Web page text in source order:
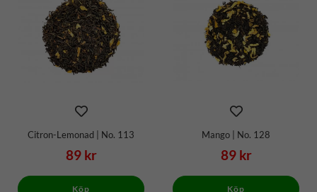
Citron-Lemonad | No. 113
89 kr
Köp
Mango | No. 128
89 kr
Köp